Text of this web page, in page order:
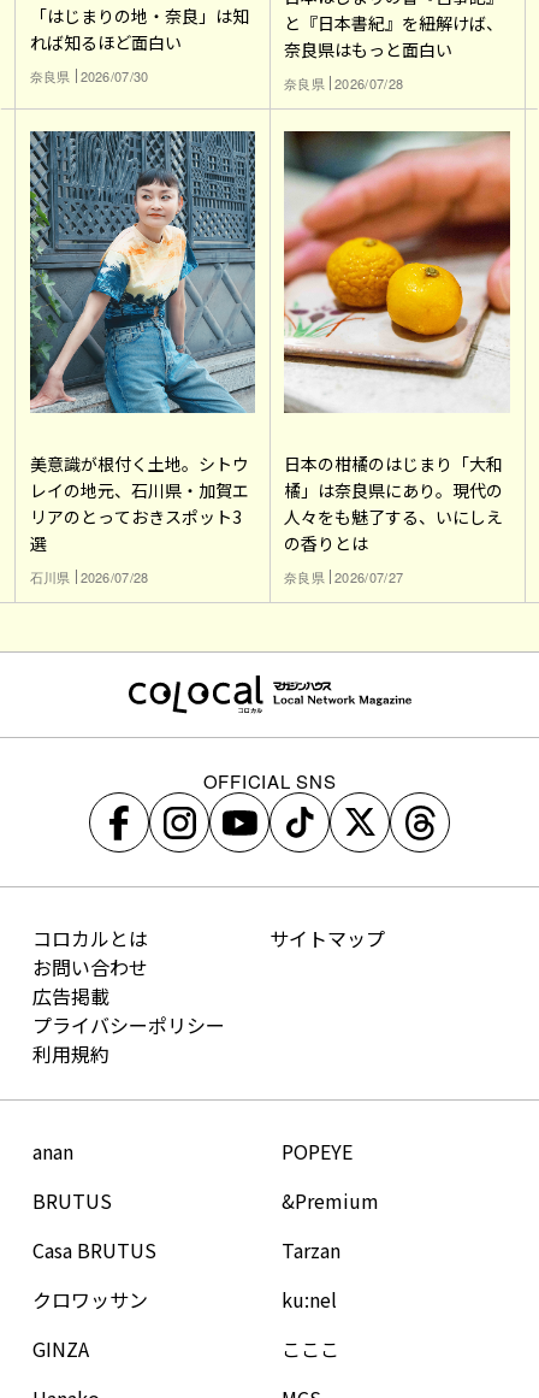
「はじまりの地・奈良」は知
れば知るほど面白い
奈良県 2026/07/30
と『日本書紀』を紐解けば、
奈良県はもっと面白い
奈良県 2026/07/28
美意識が根付く土地。シトウ
レイの地元、石川県・加賀エ
リアのとっておきスポット3
選
石川県 2026/07/28
日本の柑橘のはじまり「大和
橘」は奈良県にあり。現代の
人々をも魅了する、いにしえ
の香りとは
奈良県 2026/07/27
OFFICIAL SNS
コロカルとは
お問い合わせ
広告掲載
プライバシーポリシー
利用規約
サイトマップ
anan
BRUTUS
Casa BRUTUS
クロワッサン
GINZA
POPEYE
&Premium
Tarzan
ku:nel
こここ